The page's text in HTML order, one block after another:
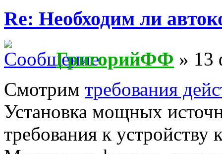
Re: Необходим ли
ГригорийФФ » 13
Смотрим требования
Установка мощных
требования к